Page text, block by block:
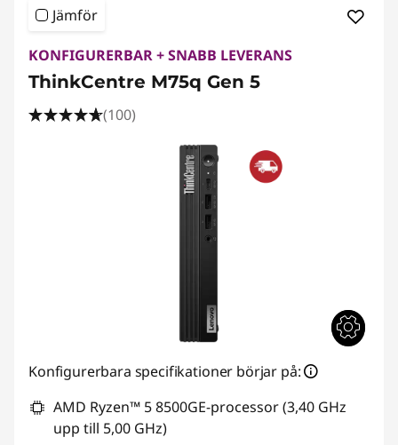
Jämför
KONFIGURERBAR + SNABB LEVERANS
ThinkCentre M75q Gen 5
(100)
Konfigurerbara specifikationer börjar på:
AMD Ryzen™ 5 8500GE-processor (3,40 GHz
upp till 5,00 GHz)